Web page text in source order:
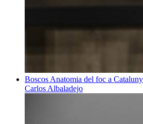
Boscos Anatomia del foc a
Carlos Albaladejo